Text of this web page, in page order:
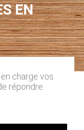
EN
charge vos
répondre